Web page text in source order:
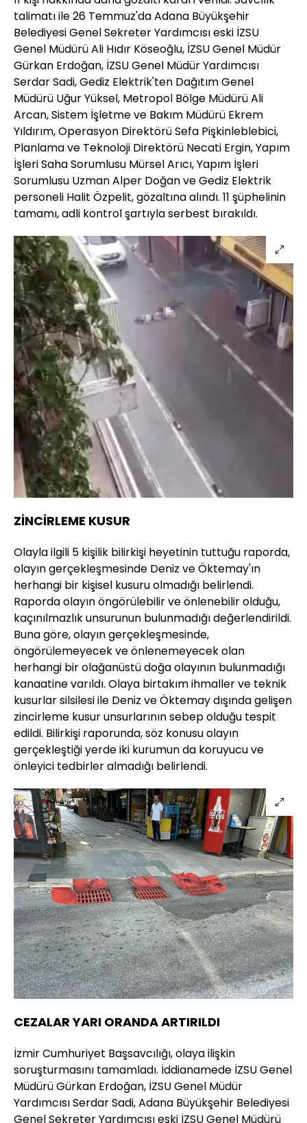
talimatı ile 26 Temmuz'da Adana Büyükşehir
Belediyesi Genel Sekreter Yardımcısı eski İZSU
Genel Müdürü Ali Hıdır Köseoğlu, İZSU Genel Müdür
Gürkan Erdoğan, İZSU Genel Müdür Yardımcısı
Serdar Sadi, Gediz Elektrik'ten Dağıtım Genel
Müdürü Uğur Yüksel, Metropol Bölge Müdürü Ali
Arcan, Sistem İşletme ve Bakım Müdürü Ekrem
Yıldırım, Operasyon Direktörü Sefa Pişkinleblebici,
Planlama ve Teknoloji Direktörü Necati Ergin, Yapım
İşleri Saha Sorumlusu Mürsel Arıcı, Yapım İşleri
Sorumlusu Uzman Alper Doğan ve Gediz Elektrik
personeli Halit Özpelit, gözaltına alındı. 11 şüphelinin
tamamı, adli kontrol şartıyla serbest bırakıldı.
ZİNCİRLEME KUSUR
Olayla ilgili 5 kişilik bilirkişi heyetinin tuttuğu raporda,
olayın gerçekleşmesinde Deniz ve Öktemay'ın
herhangi bir kişisel kusuru olmadığı belirlendi.
Raporda olayın öngörülebilir ve önlenebilir olduğu,
kaçınılmazlık unsurunun bulunmadığı değerlendirildi.
Buna göre, olayın gerçekleşmesinde,
öngörülemeyecek ve önlenemeyecek olan
herhangi bir olağanüstü doğa olayının bulunmadığı
kanaatine varıldı. Olaya birtakım ihmaller ve teknik
kusurlar silsilesi ile Deniz ve Öktemay dışında gelişen
zincirleme kusur unsurlarının sebep olduğu tespit
edildi. Bilirkişi raporunda, söz konusu olayın
gerçekleştiği yerde iki kurumun da koruyucu ve
önleyici tedbirler almadığı belirlendi.
CEZALAR YARI ORANDA ARTIRILDI
İzmir Cumhuriyet Başsavcılığı, olaya ilişkin
soruşturmasını tamamladı. İddianamede İZSU Genel
Müdürü Gürkan Erdoğan, İZSU Genel Müdür
Yardımcısı Serdar Sadi, Adana Büyükşehir Belediyesi
Genel Sekreter Yardımcısı eski İZSU Genel Müdürü